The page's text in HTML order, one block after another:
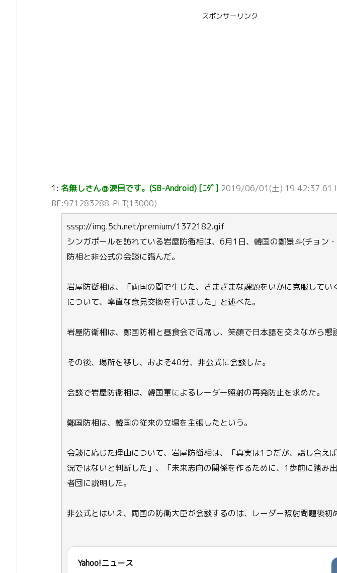
スポンサーリンク
1: 名無しさん＠涙目です。(SB-Android) [ﾆﾀﾞ] 2019/06/01(土) 19:42:37.61
BE:971283288-PLT(13000)
sssp://img.5ch.net/premium/1372182.gif
シンガポールを訪れている岩屋防衛相は、6月1日、韓国の鄭景斗(チョン
防相と非公式の会談に臨んだ。
岩屋防衛相は、「両国の間で生じた、さまざまな課題をいかに克服してい
について、率直な意見交換を行いました」と述べた。
岩屋防衛相は、鄭国防相と昼食会で同席し、笑顔で日本語を交えながら懇
その後、場所を移し、およそ40分、非公式に会談した。
会談で岩屋防衛相は、韓国軍によるレーダー照射の再発防止を求めた。
鄭国防相は、韓国の従来の立場を主張したという。
会談に応じた理由について、岩屋防衛相は、「真実は1つだが、話し合え
況ではないと判断した」、「未来志向の関係を作るために、1歩前に踏み
者団に説明した。
非公式とはいえ、両国の防衛大臣が会談するのは、レーダー照射問題後初
Yahoo!ニュース